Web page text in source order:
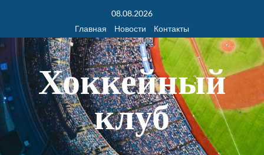
08.08.2026
Главная
Новости Контакты
Хоккейный
клуб